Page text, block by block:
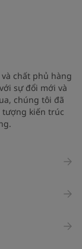
chất phủ hàng
sự đổi mới và
chúng tôi đã
kiến trúc